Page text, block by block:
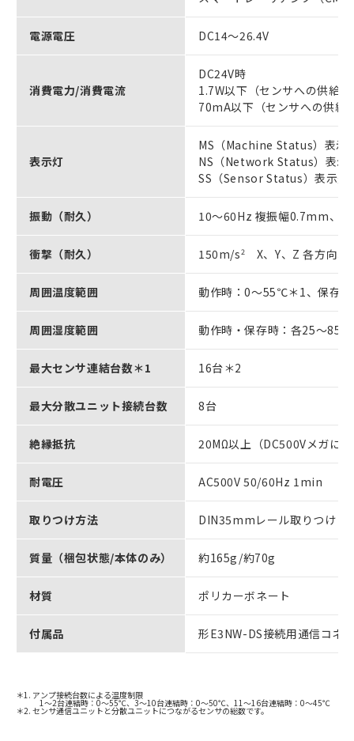
電源電圧 DC14～26.4V
消費電力/消費電流
DC24V時
1.7W以下（センサへの供給
70mA以下（センサへの供給
表示灯
MS（Machine Status）表示
NS（Network Status）表示
SS（Sensor Status）表示灯
振動（耐久） 10～60Hz 複振幅0.7mm、
衝撃（耐久） 150m/s2 X、Y、Z 各方向3
周囲温度範囲 動作時：0～55℃＊1、保存
周囲湿度範囲 動作時・保存時：各25～
最大センサ連結台数＊1 16台＊2
最大分散ユニット接続台数 8台
絶縁抵抗 20MΩ以上（DC500Vメガに
耐電圧 AC500V 50/60Hz 1min
取りつけ方法 DIN35mmレール取りつけ
質量（梱包状態/本体のみ） 約165g/約70g
材質 ポリカーボネート
付属品 形E3NW-DS接続用通信コネ
＊1. アンプ接続台数による温度制限
1～2台連結時：0～55℃、3～10台連結時：0～50℃、11～16台連結時：0～45℃
＊2. センサ通信ユニットと分散ユニットにつながるセンサの総数です。